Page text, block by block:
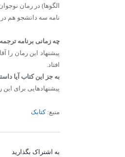
الگوها) در رمان
نامه سه دانشجو هم
چه زمانی برنامه
افتاد.
به جز این کتاب آیا
پیشنهادهایی برای
منبع:کتابک
به اشتراک بگذارید